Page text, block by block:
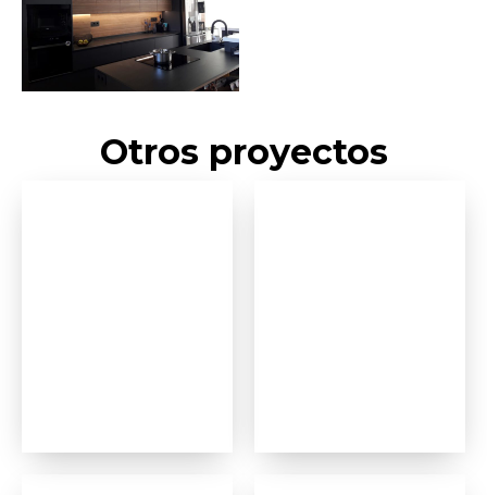
Otros proyectos